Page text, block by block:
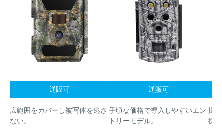
通販可
広範囲をカバーし被写体を逃さ
ない。
通販可
手頃な価格で導入しやすいエン
トリーモデル。
撮
操